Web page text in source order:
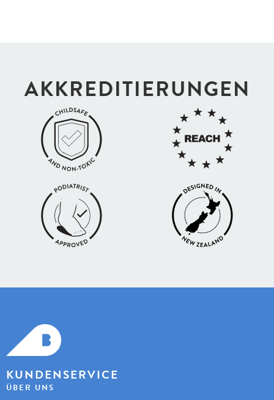
AKKREDI­TIERUNGEN
KUNDENSERVICE
ÜBER UNS